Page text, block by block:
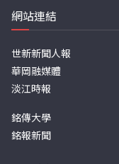
網站連結
世新新聞人報
華岡融媒體
淡江時報
銘傳大學
銘報新聞